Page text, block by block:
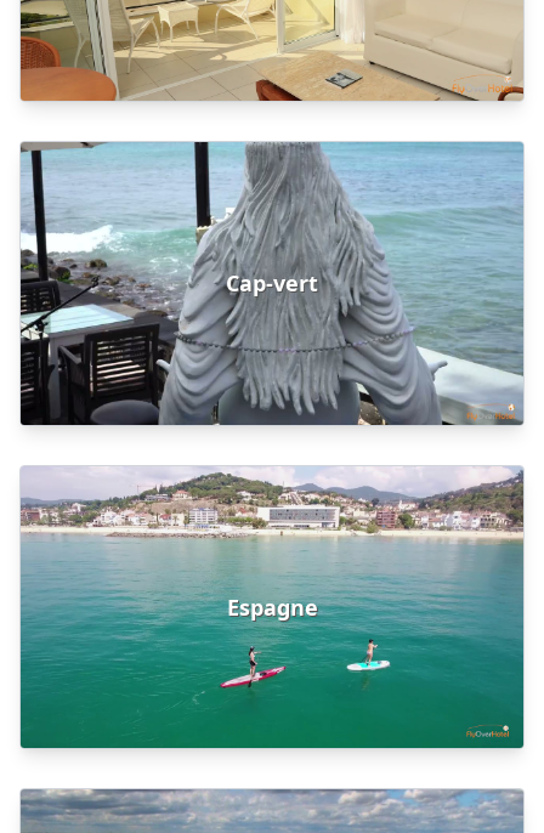
Cap-vert
Espagne